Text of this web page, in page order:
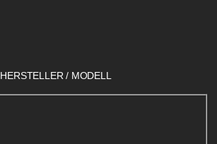
HERSTELLER / MODELL